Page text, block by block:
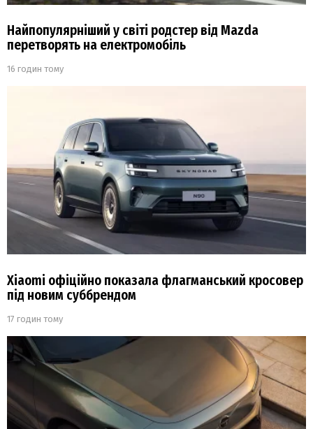
Найпопулярніший у світі родстер від Mazda
перетворять на електромобіль
16 годин тому
Xiaomi офіційно показала флагманський кросовер
під новим суббрендом
17 годин тому